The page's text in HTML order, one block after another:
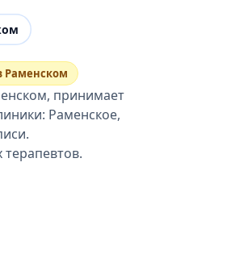
Раменском
принимает
Раменское,